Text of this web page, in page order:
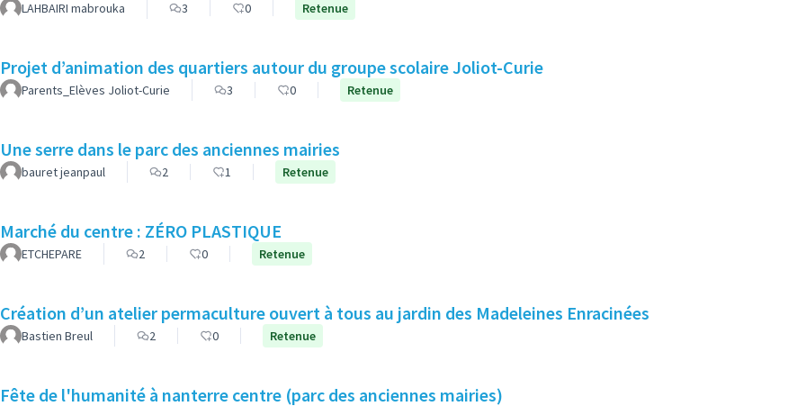
LAHBAIRI mabrouka 3 0 Retenue
Projet d’animation des quartiers autour du groupe scolaire Joliot-Curie
Parents_Elèves Joliot-Curie 3 0 Retenue
Une serre dans le parc des anciennes mairies
bauret jeanpaul 2 1 Retenue
Marché du centre : ZÉRO PLASTIQUE
ETCHEPARE 2 0 Retenue
Création d’un atelier permaculture ouvert à tous au jardin des Madeleines Enracinées
Bastien Breul 2 0 Retenue
Fête de l'humanité à nanterre centre (parc des anciennes mairies)